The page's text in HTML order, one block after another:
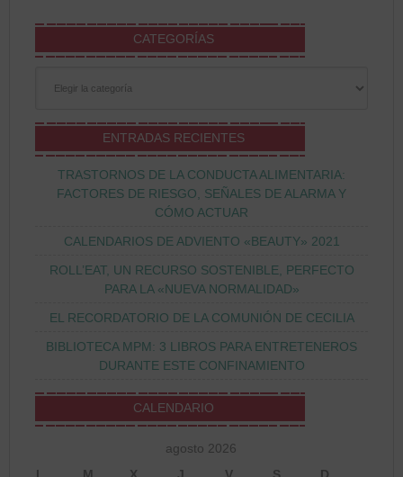
CATEGORÍAS
ENTRADAS RECIENTES
TRASTORNOS DE LA CONDUCTA ALIMENTARIA:
FACTORES DE RIESGO, SEÑALES DE ALARMA Y
CÓMO ACTUAR
CALENDARIOS DE ADVIENTO «BEAUTY» 2021
ROLL’EAT, UN RECURSO SOSTENIBLE, PERFECTO
PARA LA «NUEVA NORMALIDAD»
EL RECORDATORIO DE LA COMUNIÓN DE CECILIA
BIBLIOTECA MPM: 3 LIBROS PARA ENTRETENEROS
DURANTE ESTE CONFINAMIENTO
CALENDARIO
agosto 2026